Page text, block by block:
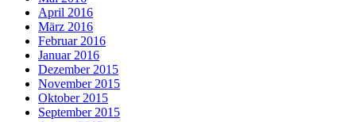
April 2016
März 2016
Februar 2016
Januar 2016
Dezember 2015
November 2015
Oktober 2015
September 2015